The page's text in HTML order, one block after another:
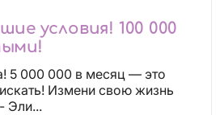
условия! 100 000
5 000 000 в месяц — это
Измени свою жизнь
сегодня! О НАС: - Эли...